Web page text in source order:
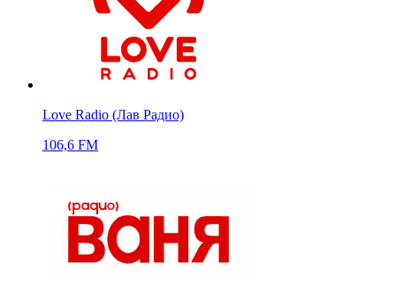
Love Radio (Лав Радио)
106,6 FM